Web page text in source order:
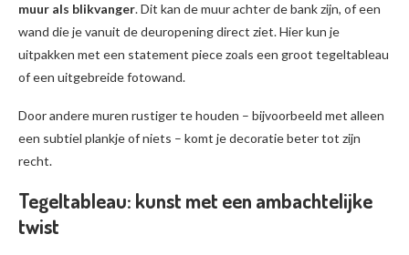
muur als blikvanger. Dit kan de muur achter de bank zijn, of een
wand die je vanuit de deuropening direct ziet. Hier kun je
uitpakken met een statement piece zoals een groot tegeltableau
of een uitgebreide fotowand.
Door andere muren rustiger te houden – bijvoorbeeld met alleen
een subtiel plankje of niets – komt je decoratie beter tot zijn
recht.
Tegeltableau: kunst met een ambachtelijke
twist